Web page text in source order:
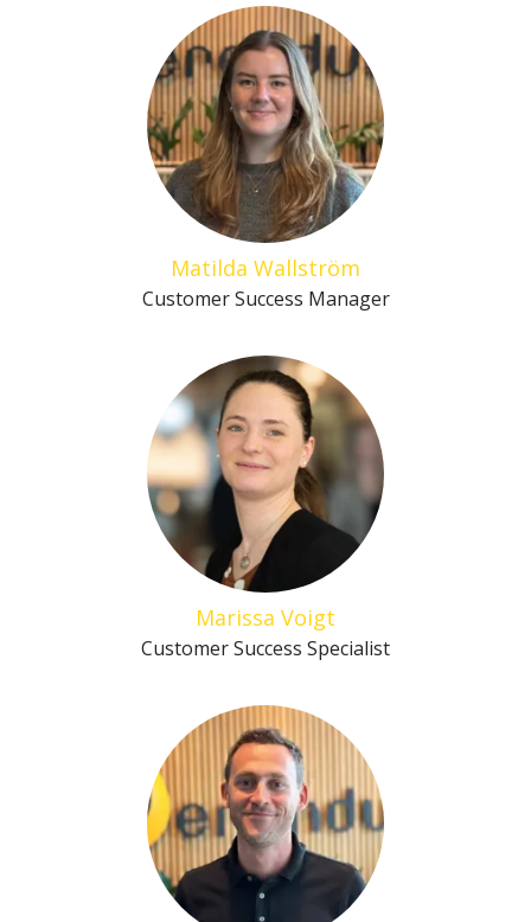
Matilda Wallström
Customer Success Manager
Marissa Voigt
Customer Success Specialist